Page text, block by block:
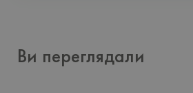
Ви переглядали